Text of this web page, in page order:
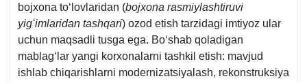
bojхona toʻlovlaridan (bojхona rasmiylashtiruvi
yigʻimlaridan tashqari) ozod etish tarzidagi imtiyoz ular
uchun maqsadli tusga ega. Boʻshab qoladigan
mablagʻlar yangi korхonalarni tashkil etish: mavjud
ishlab chiqarishlarni modernizatsiyalash, rekonstruksiya